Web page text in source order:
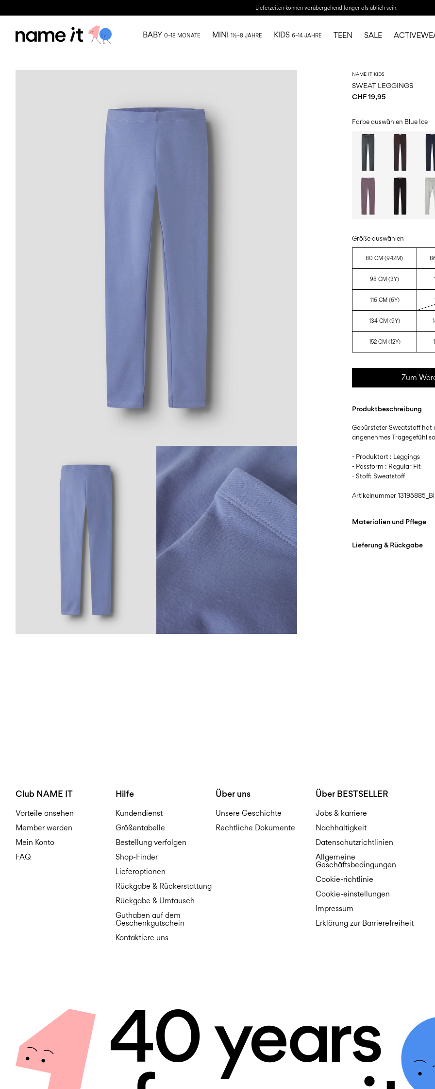
Lieferzeiten können vorübergehend länger als üblich sein.
BABY 0–18 MONATE MINI 1½–8 JAHRE KIDS 6–14 JAHRE TEEN SALE
NAME IT KIDS
SWEAT LEGGINGS
CHF 19,95
Farbe auswählen Blue Ice
Größe auswählen
80 CM (9-12M)
98 CM (3Y)
116 CM (6Y)
134 CM (9Y)
152 CM (12Y)
Zum
Produktbeschreibung
Gebürsteter Sweatstoff hat
angenehmes Tragegefühl
- Produktart : Leggings
- Passform : Regular Fit
- Stoff: Sweatstoff
Artikelnummer
Materialien und Pflege
Lieferung & Rückgabe
Club NAME IT
Vorteile ansehen
Member werden
Mein Konto
FAQ
Hilfe
Kundendienst
Größentabelle
Bestellung verfolgen
Shop-Finder
Lieferoptionen
Rückgabe & Rückerstattung
Rückgabe & Umtausch
Guthaben auf dem
Geschenkgutschein
Kontaktiere uns
Über uns
Unsere Geschichte
Rechtliche Dokumente
Über BESTSELLER
Jobs & karriere
Nachhaltigkeit
Datenschutzrichtlinien
Allgemeine
Geschäftsbedingungen
Cookie-richtlinie
Cookie-einstellungen
Impressum
Erklärung zur Barrierefreiheit